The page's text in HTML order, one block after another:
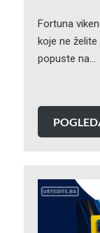
Fortuna
koje ne
popuste na…